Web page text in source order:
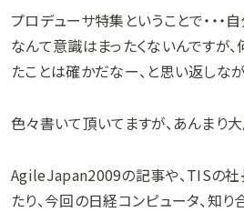
プロデューサ特集ということで・・・
なんて意識はまったくないんですが
たことは確かだなー、と思い返しな
色々書いて頂いてますが、あんまり
AgileJapan2009の記事や、TISの社
たり、今回の日経コンピュータ、知